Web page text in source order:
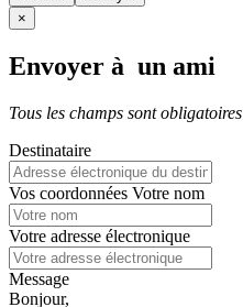
×
Envoyer à un ami
Tous les champs sont obligatoires
Destinataire
Vos coordonnées Votre nom
Votre adresse électronique
Message
Bonjour,